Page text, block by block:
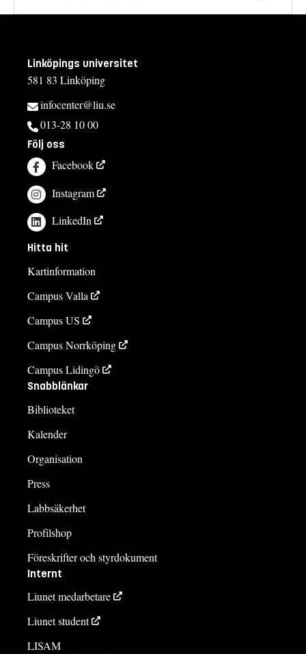
Linköpings universitet
581 83 Linköping
infocenter@liu.se
013-28 10 00
Följ oss
Facebook
Instagram
LinkedIn
Hitta hit
Kartinformation
Campus Valla
Campus US
Campus Norrköping
Campus Lidingö
Snabblänkar
Biblioteket
Kalender
Organisation
Press
Labbsäkerhet
Profilshop
Föreskrifter och styrdokument
Internt
Liunet medarbetare
Liunet student
LISAM